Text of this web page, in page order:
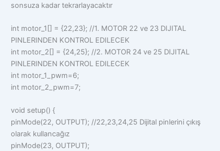
sonsuza kadar tekrarlayacaktır
int motor_1[] = {22,23}; //1. MOTOR 22 ve 23 DIJITAL
PINLERINDEN KONTROL EDILECEK
int motor_2[] = {24,25}; //2. MOTOR 24 ve 25 DIJITAL
PINLERINDEN KONTROL EDILECEK
int motor_1_pwm=6;
int motor_2_pwm=7;
void setup() {
pinMode(22, OUTPUT); //22,23,24,25 Dijital pinlerini çıkış
olarak kullancağız
pinMode(23, OUTPUT);